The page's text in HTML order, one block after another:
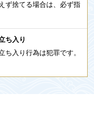
ず捨てる場合は、必ず指
ち入り
ち入り行為は犯罪です。